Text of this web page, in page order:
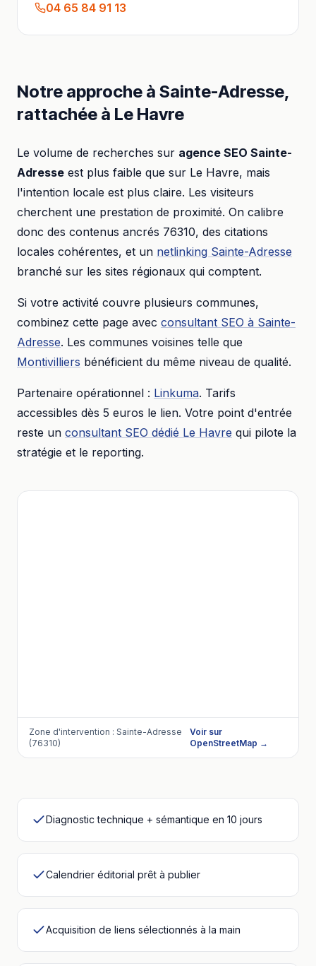
04 65 84 91 13
Notre approche à Sainte-Adresse,
rattachée à Le Havre
Le volume de recherches sur agence SEO Sainte-
Adresse est plus faible que sur Le Havre, mais
l'intention locale est plus claire. Les visiteurs
cherchent une prestation de proximité. On calibre
donc des contenus ancrés 76310, des citations
locales cohérentes, et un netlinking Sainte-Adresse
branché sur les sites régionaux qui comptent.
Si votre activité couvre plusieurs communes,
combinez cette page avec consultant SEO à Sainte-
Adresse. Les communes voisines telle que
Montivilliers bénéficient du même niveau de qualité.
Partenaire opérationnel : Linkuma. Tarifs
accessibles dès 5 euros le lien. Votre point d'entrée
reste un consultant SEO dédié Le Havre qui pilote la
stratégie et le reporting.
Zone d'intervention : Sainte-Adresse
(76310)
Voir sur
OpenStreetMap →
Diagnostic technique + sémantique en 10 jours
Calendrier éditorial prêt à publier
Acquisition de liens sélectionnés à la main